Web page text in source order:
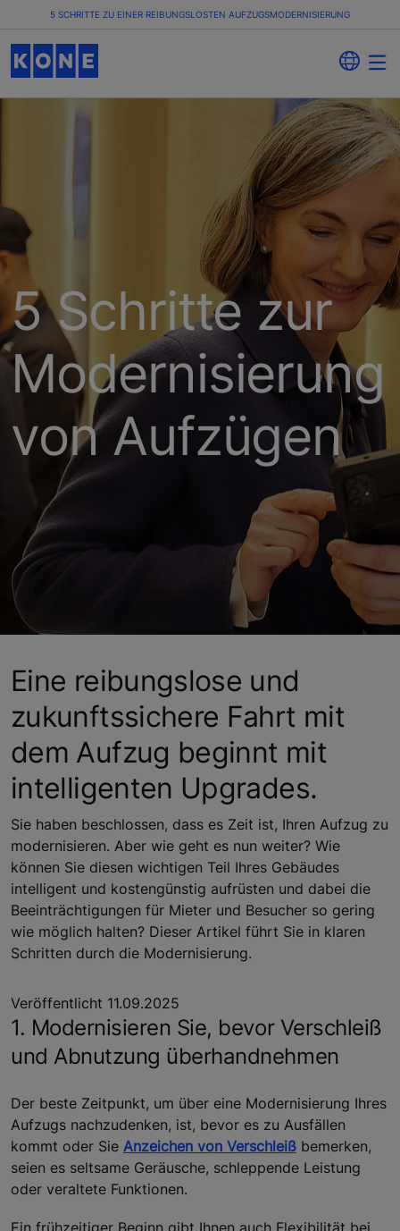
5 SCHRITTE ZU EINER REIBUNGSLOSTEN AUFZUGSMODERNISIERUNG
5 Schritte zur
Modernisierung
von Aufzügen
Eine reibungslose und
zukunftssichere Fahrt mit
dem Aufzug beginnt mit
intelligenten Upgrades.
Sie haben beschlossen, dass es Zeit ist, Ihren Aufzug zu
modernisieren. Aber wie geht es nun weiter? Wie
können Sie diesen wichtigen Teil Ihres Gebäudes
intelligent und kostengünstig aufrüsten und dabei die
Beeinträchtigungen für Mieter und Besucher so gering
wie möglich halten? Dieser Artikel führt Sie in klaren
Schritten durch die Modernisierung.
Veröffentlicht 11.09.2025
1. Modernisieren Sie, bevor Verschleiß
und Abnutzung überhandnehmen
Der beste Zeitpunkt, um über eine Modernisierung Ihres
Aufzugs nachzudenken, ist, bevor es zu Ausfällen
kommt oder Sie Anzeichen von Verschleiß bemerken,
seien es seltsame Geräusche, schleppende Leistung
oder veraltete Funktionen.